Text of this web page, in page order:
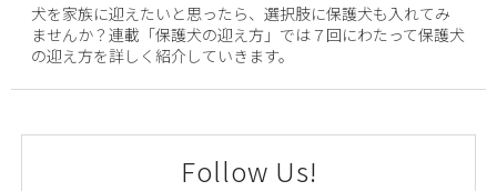
犬を家族に迎えたいと思ったら、選択肢に保護犬も入れてみ
ませんか？連載「保護犬の迎え方」では７回にわたって保護犬
の迎え方を詳しく紹介していきます。
Follow Us!